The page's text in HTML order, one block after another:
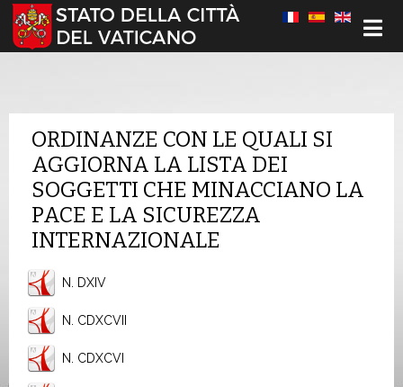
Seleziona la tua lingua
ORDINANZE CON LE QUALI SI
AGGIORNA LA LISTA DEI
SOGGETTI CHE MINACCIANO LA
PACE E LA SICUREZZA
INTERNAZIONALE
N. DXIV
N. CDXCVII
N. CDXCVI